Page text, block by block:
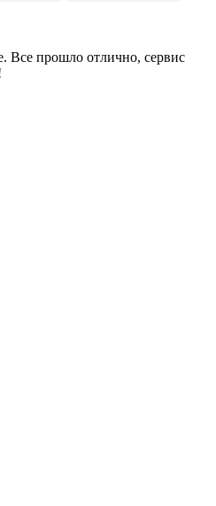
Все прошло отлично, сервис